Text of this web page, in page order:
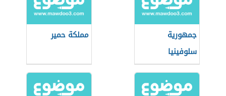
جمهورية
سلوفينيا
مملكة حمير